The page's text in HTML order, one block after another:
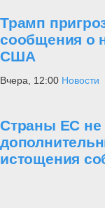
Трамп
сообщения о
США
Вчера, 12:00 Новости
Страны ЕС не
истощения